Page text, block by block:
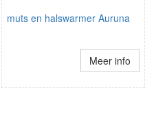
muts en halswarmer Auruna
Meer info